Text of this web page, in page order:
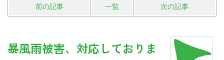
前の記事 一覧 次の記事
暴風雨被害、対応しておりま